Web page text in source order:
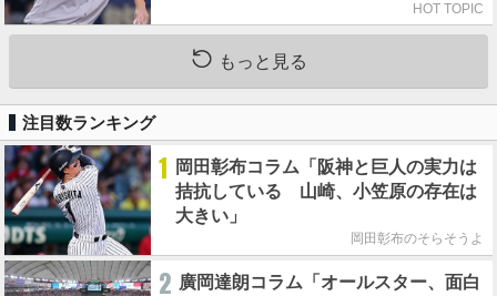
HOT TOPIC
もっと見る
注目数ランキング
1
岡田彰布コラム「阪神と巨人の実力は
拮抗している 山崎、小笠原の存在は
大きい」
岡田彰布のそらそうよ
2 廣岡達朗コラム「オールスター、面白